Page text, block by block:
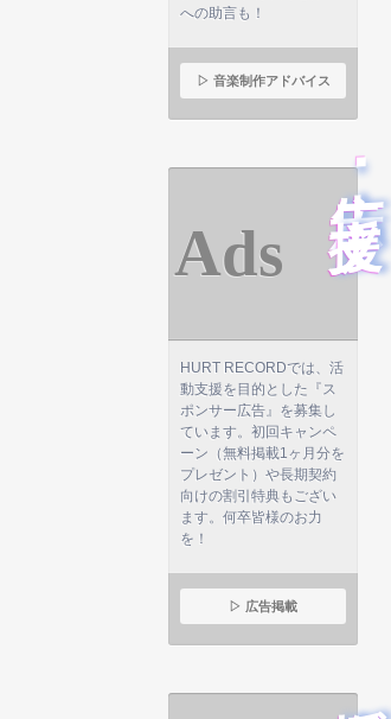
への助言も！
▷ 音楽制作アドバイス
Ads
広告･支援
HURT RECORDでは、活
動支援を目的とした『ス
ポンサー広告』を募集し
ています。初回キャンペ
ーン（無料掲載1ヶ月分を
プレゼント）や長期契約
向けの割引特典もござい
ます。何卒皆様のお力
を！
▷ 広告掲載